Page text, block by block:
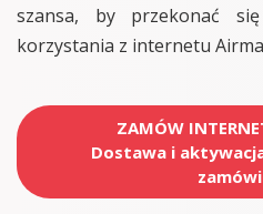
szansa, by przekonać
korzystania z internetu
ZAMÓW
Dostawa i